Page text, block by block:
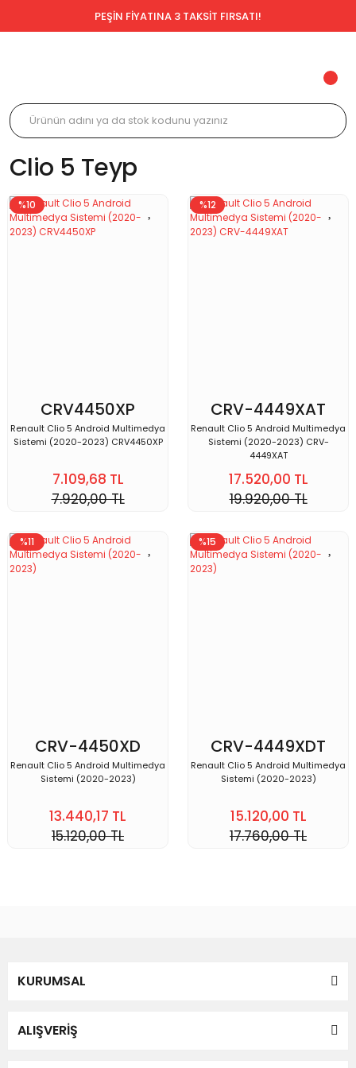
PEŞİN FİYATINA 3 TAKSİT FIRSATI!
Clio 5 Teyp
%10
CRV4450XP
Renault Clio 5 Android Multimedya
Sistemi (2020-2023) CRV4450XP
7.109,68 TL
7.920,00 TL
%12
CRV-4449XAT
Renault Clio 5 Android Multimedya
Sistemi (2020-2023) CRV-
4449XAT
17.520,00 TL
19.920,00 TL
%11
CRV-4450XD
Renault Clio 5 Android Multimedya
Sistemi (2020-2023)
13.440,17 TL
15.120,00 TL
%15
CRV-4449XDT
Renault Clio 5 Android Multimedya
Sistemi (2020-2023)
15.120,00 TL
17.760,00 TL
KURUMSAL
ALIŞVERİŞ